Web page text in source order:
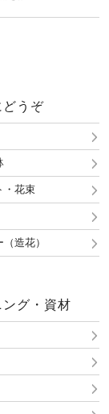
どうぞ
・花束
造花）
ング・資材